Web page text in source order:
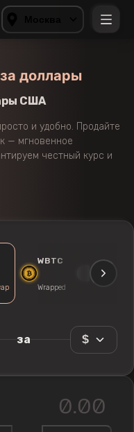
доллары
США
и удобно. Продайте
— мгновенное
честный курс и
WBTC
Wrapped
OP
за $